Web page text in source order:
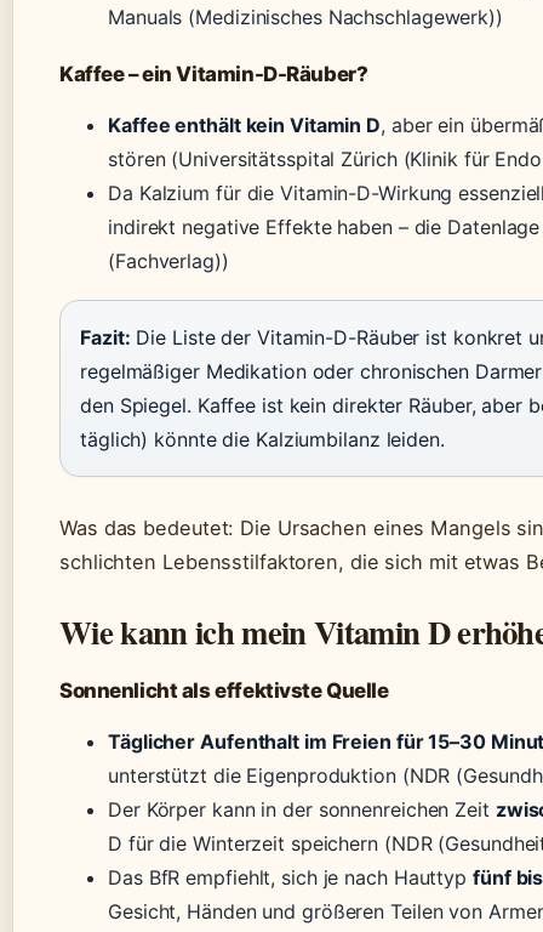
Manuals (Medizinisches Nachschlagewerk))
Kaffee – ein Vitamin-D-Räuber?
Kaffee enthält kein Vitamin D, aber ein
stören (Universitätsspital Zürich (Klinik für
Da Kalzium für die Vitamin-D-Wirkung
indirekt negative Effekte haben – die
(Fachverlag))
Fazit: Die Liste der Vitamin-D-Räuber ist konkret
regelmäßiger Medikation oder chronischen
den Spiegel. Kaffee ist kein direkter Räuber, aber
täglich) könnte die Kalziumbilanz leiden.
Was das bedeutet: Die Ursachen eines Mangels
schlichten Lebensstilfaktoren, die sich mit etwas
Wie kann ich mein Vitamin D
Sonnenlicht als effektivste Quelle
Täglicher Aufenthalt im Freien für 15–30
unterstützt die Eigenproduktion (NDR
Der Körper kann in der sonnenreichen Zeit
D für die Winterzeit speichern (NDR
Das BfR empfiehlt, sich je nach Hauttyp fünf
Gesicht, Händen und größeren Teilen von